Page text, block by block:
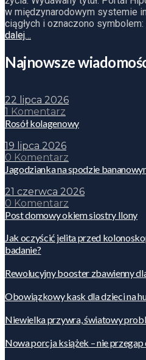
w międzynarodowym systemie
ciągłych i oznaczono
dalej…
Najnowsze
22 lipca 2026
1 Komentarz
Rosół kolagenowy
19 lipca 2026
0 Komentarz
Jagodzianka na spodzie
21 czerwca 2026
0 Komentarz
Post domowy okiem siostry Ilony
Jak oczyścić jelita przed
badanie?
Rewolucyjny booster zbawienny
Obowiązkowy kask dla dzieci na
Niewielka przywra, światowy
Nowa porcja książek – nie